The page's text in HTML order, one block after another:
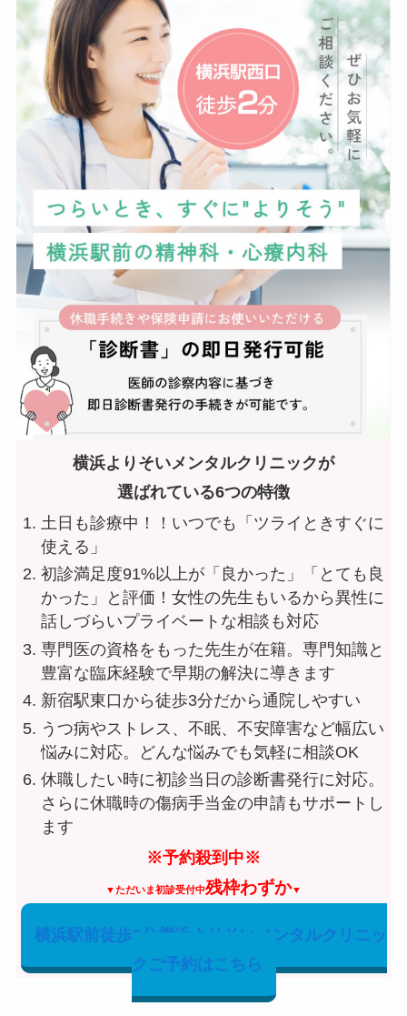
横浜よりそいメンタルクリニックが
選ばれている6つの特徴
土日も診療中！
！いつでも「 ツライときすぐに
使える 」
初診満足度91%以上が「良かった」「とても良
かった」と評価 ！女性の先生もいるから異性に
話しづらいプライベートな相談も対応
専門医の資格をもった先生が在籍。 専門知識と
豊富な臨床経験で早期の解決に導きます
新宿駅東口から徒歩3分だから通院しやすい
うつ病やストレス、不眠、不安障害など幅広い
悩みに対応。どんな悩みでも気軽に相談OK
休職したい時に初診当日の診断書発行に対応。
さらに休職時の傷病手当金の申請もサポートし
ます
※予約殺到中※
▼ただいま初診受付中残枠わずか▼
横浜駅前徒歩2分横浜よりそいメンタルクリニッ
クご予約はこちら